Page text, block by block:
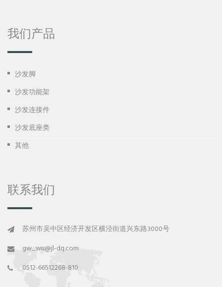
我们产品
沙发脚
沙发功能架
沙发连接件
沙发底座类
其他
联系我们
苏州市吴中区经济开发区横泾街道兴东路3000号
gw_wu@jl-dq.com
0512-66512268-810